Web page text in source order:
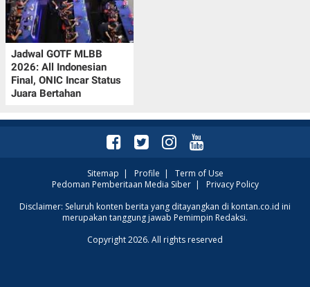
Jadwal GOTF MLBB
2026: All Indonesian
Final, ONIC Incar Status
Juara Bertahan
Sitemap | Profile | Term of Use
Pedoman Pemberitaan Media Siber| Privacy Policy
Disclaimer: Seluruh konten berita yang ditayangkan di kontan.co.id ini
merupakan tanggung jawab Pemimpin Redaksi.
Copyright 2026. All rights reserved